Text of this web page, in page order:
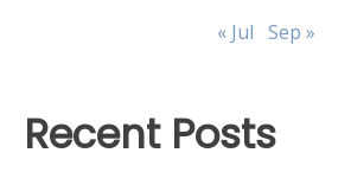
« Jul Sep »
Recent Posts